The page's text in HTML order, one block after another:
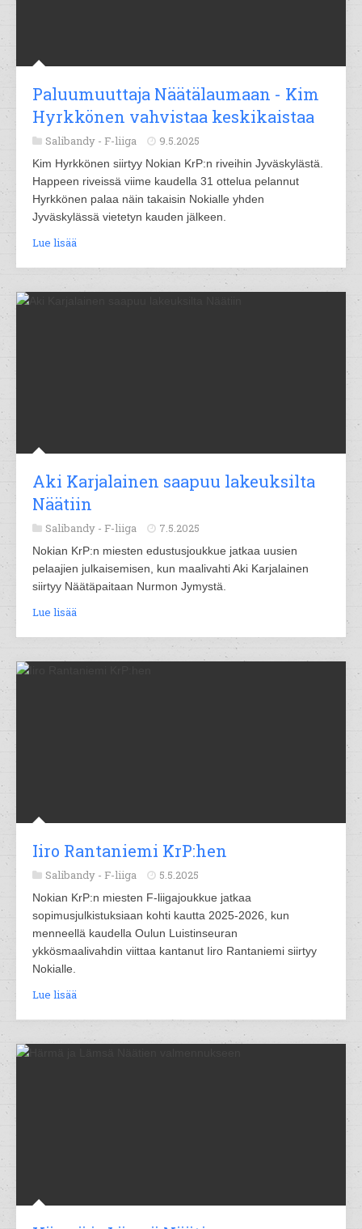
Paluumuuttaja Näätälaumaan - Kim
Hyrkkönen vahvistaa keskikaistaa
Salibandy - F-liiga 9.5.2025
Kim Hyrkkönen siirtyy Nokian KrP:n riveihin Jyväskylästä.
Happeen riveissä viime kaudella 31 ottelua pelannut
Hyrkkönen palaa näin takaisin Nokialle yhden
Jyväskylässä vietetyn kauden jälkeen.
Lue lisää
Aki Karjalainen saapuu lakeuksilta
Näätiin
Salibandy - F-liiga 7.5.2025
Nokian KrP:n miesten edustusjoukkue jatkaa uusien
pelaajien julkaisemisen, kun maalivahti Aki Karjalainen
siirtyy Näätäpaitaan Nurmon Jymystä.
Lue lisää
Iiro Rantaniemi KrP:hen
Salibandy - F-liiga 5.5.2025
Nokian KrP:n miesten F-liigajoukkue jatkaa
sopimusjulkistuksiaan kohti kautta 2025-2026, kun
menneellä kaudella Oulun Luistinseuran
ykkösmaalivahdin viittaa kantanut Iiro Rantaniemi siirtyy
Nokialle.
Lue lisää